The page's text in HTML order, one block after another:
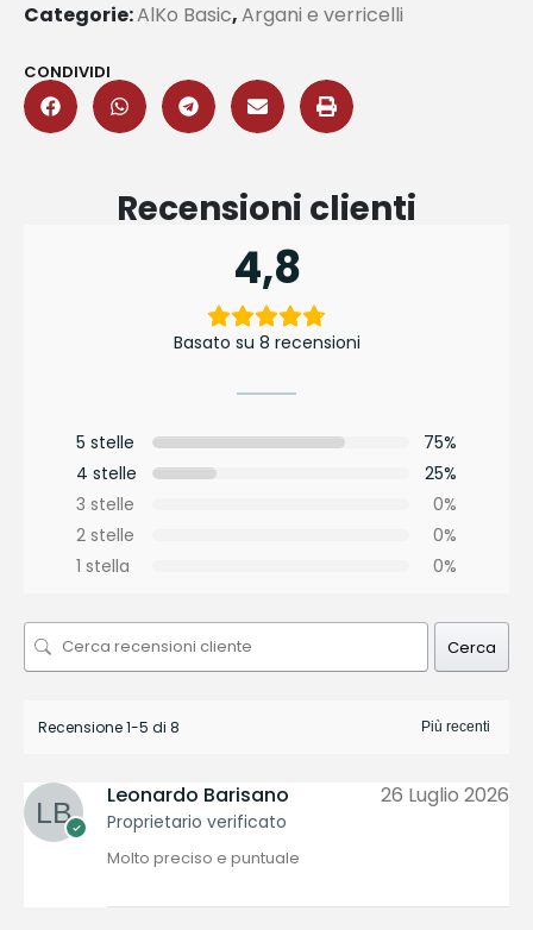
Categorie:AlKo Basic,Argani e verricelli
CONDIVIDI
Recensioni clienti
4,8
Basato su 8 recensioni
5 stelle
75%
4 stelle
25%
3 stelle
0%
2 stelle
0%
1 stella
0%
Cerca
Recensione 1-5 di 8
Leonardo Barisano
Proprietario verificato
26 Luglio 2026
Molto preciso e puntuale